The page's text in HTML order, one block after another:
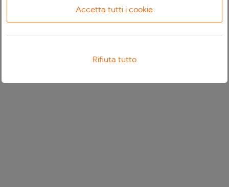
Accetta tutti i cookie
Rifiuta tutto